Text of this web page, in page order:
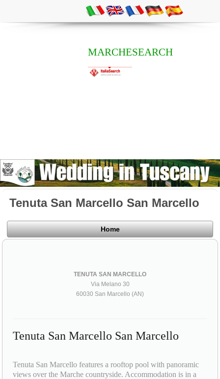
MARCHESEARCH
Tenuta San Marcello San Marcello
Home
TENUTA SAN MARCELLO
Via Melano 30
60030 San Marcello (AN)
Tenuta San Marcello San Marcello
Tenuta San Marcello features a rooftop pool with panoramic
views over the Marche countryside. Accommodation is in a